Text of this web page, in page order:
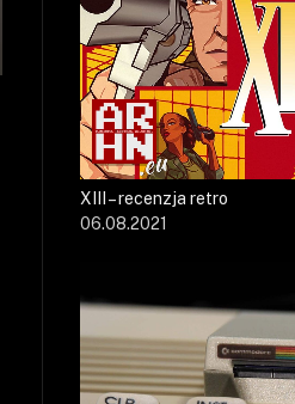
XIII – recenzja retro
06.08.2021